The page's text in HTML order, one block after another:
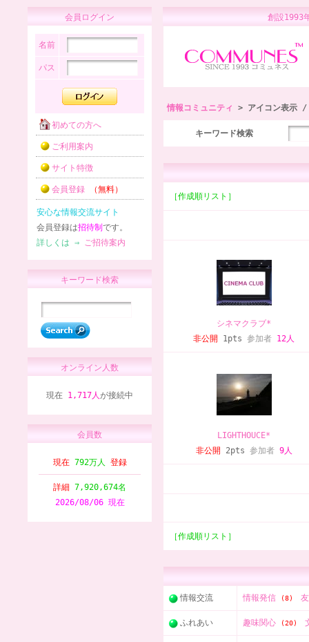
会員ログイン
名前
パス
初めての方へ
ご利用案内
サイト特徴
会員登録 （無料）
安心な情報交流サイト
会員登録は招待制 です。
詳しくは ⇒ ご招待案内
キーワード検索
オンライン人数
現在 1,717人が接続中
会員数
現在 792万人 登録
詳細 7,920,674名
2026/08/06 現在
創設
情報コミュニティ > アイコン表示
キーワード検索
［作成順リスト］
シネマクラブ*
非公開 1pts 参加者 12人
LIGHTHOUCE*
非公開 2pts 参加者 9人
［作成順リスト］
情報交流 情報発信 (8)
ふれあい 趣味関心 (20)